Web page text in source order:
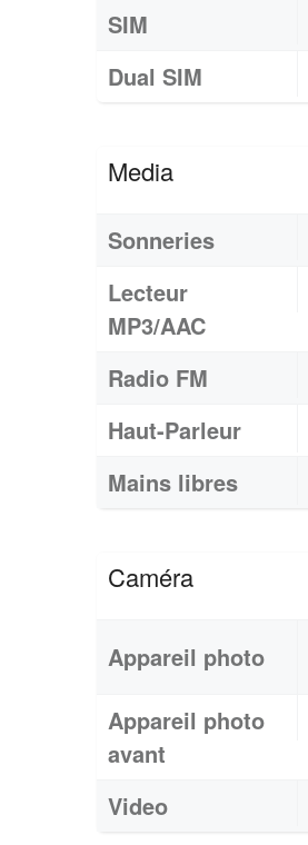
SIM
Dual SIM
Media
Sonneries
Lecteur
MP3/AAC
Radio FM
Haut-Parleur
Mains libres
Caméra
Appareil photo
Appareil photo
avant
Video